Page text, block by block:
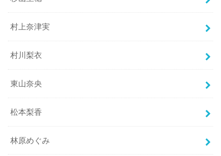
村上奈津実
村川梨衣
東山奈央
松本梨香
林原めぐみ